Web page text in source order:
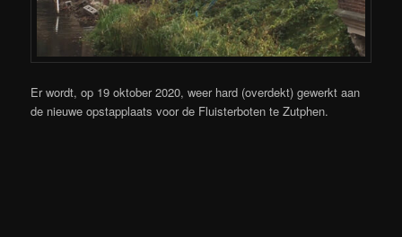
Er wordt, op 19 oktober 2020, weer hard (overdekt) gewerkt aan
de nieuwe opstapplaats voor de Fluisterboten te Zutphen.